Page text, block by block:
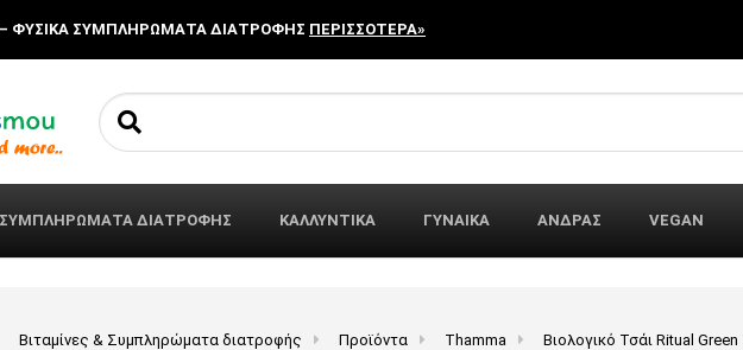
– ΦΥΣΙΚΑ ΣΥΜΠΛΗΡΩΜΑΤΑ ΔΙΑΤΡΟΦΗΣ ΠΕΡΙΣΣΟΤΕΡΑ»
Search for:
ΣΥΜΠΛΗΡΩΜΑΤΑ ΔΙΑΤΡΟΦΗΣ ΚΑΛΛΥΝΤΙΚΑ ΓΥΝΑΙΚΑ ΑΝΔΡΑΣ VEGAN
Βιταμίνες & Συμπληρώματα διατροφής Προϊόντα Thamma Βιολογικό Τσάι Ritual